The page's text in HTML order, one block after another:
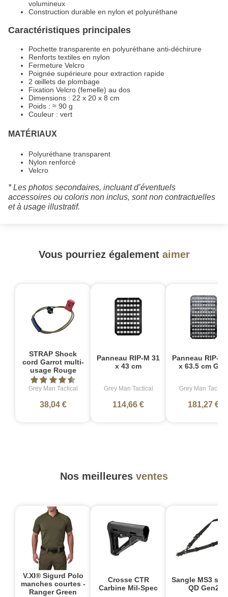
volumineux
Construction durable en nylon et polyuréthane
Caractéristiques principales
Pochette transparente en polyuréthane anti-déchirure
Renforts textiles en nylon
Fermeture Velcro
Poignée supérieure pour extraction rapide
2 œillets de plombage
Fixation Velcro (femelle) au dos
Dimensions : 22 x 20 x 8 cm
Poids : ≈ 90 g
Couleur : vert
MATÉRIAUX
Polyuréthane transparent
Nylon renforcé
Velcro
* Les photos secondaires, incluant d’éventuels
accessoires ou coloris non inclus, sont non contractuelles
et à usage illustratif.
Vous pourriez également aimer
STRAP Shock
cord Garrot multi-
usage Rouge
Grey Man Tactical
38,04 €
Panneau RIP-M 31
x 43 cm
Grey Man Tactical
114,66 €
Panneau RIP-M
x 63.5 cm GRP
Grey Man Tactical
181,27 €
Nos meilleures ventes
V.XI® Sigurd Polo
manches courtes -
Ranger Green
Crosse CTR
Carbine Mil-Spec
Sangle MS3
QD Gen2